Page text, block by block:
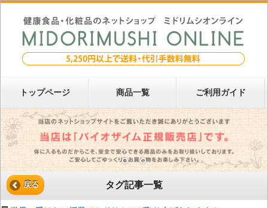
トップページ 商品一覧 ご利用ガイド
戻る タグ記事一覧